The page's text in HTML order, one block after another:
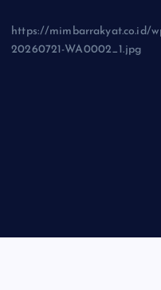
https://mimbarrakyat.co.id/
20260721-WA0002_1.jpg